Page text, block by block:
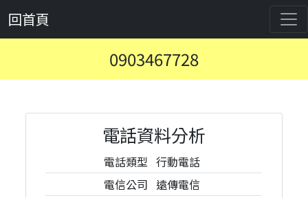
回首頁
0903467728
電話資料分析
電話類型 行動電話
電信公司 遠傳電信